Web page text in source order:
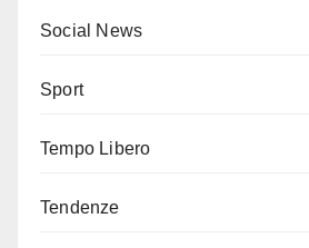
Social News
Sport
Tempo Libero
Tendenze